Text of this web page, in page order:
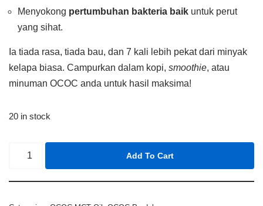
Menyokong pertumbuhan bakteria baik untuk perut
yang sihat.
Ia tiada rasa, tiada bau, dan 7 kali lebih pekat dari minyak
kelapa biasa. Campurkan dalam kopi, smoothie, atau
minuman OCOC anda untuk hasil maksima!
20 in stock
Add To Cart